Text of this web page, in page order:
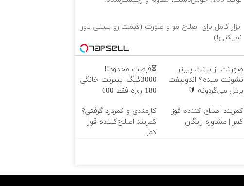
ابزار کامل برای اصلاح مو و صورت (قیمت رو ببینی باور
نمیکنی!)
صورتت از سنت پیرتر
نشونت میده؟ اندولیفت
برش می‌گردونه 🔰
⏳فرصت محدود!!
3000گیگ اینترنت خانگی
180 روزه فقط 600
کمربند اصلاح کننده قوز
کمر | مشاوره رایگان
کارمندی و کمردرد گرفتی؟
کمربند اصلاح‌کننده قوز
کمر